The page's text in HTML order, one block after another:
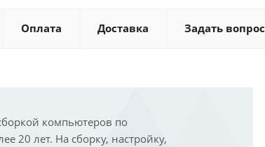
Оплата Доставка Задать вопрос
компьютеров по
20 лет. На сборку, настройку,